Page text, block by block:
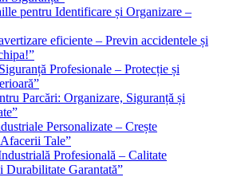
pentru Identificare și Organizare –
eficiente – Previn accidentele și
Profesionale – Protecție și
Parcări: Organizare, Siguranță și
Personalizate – Crește
Tale”
Profesională – Calitate
Durabilitate Garantată”